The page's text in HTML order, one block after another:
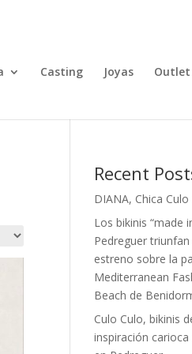
Casting Joyas Outlet
Recent
DIANA, Chica
Los bikinis “made
Pedreguer triunfan
estreno sobre la
Mediterranean
Beach de
Culo Culo, bikinis
inspiración carioca